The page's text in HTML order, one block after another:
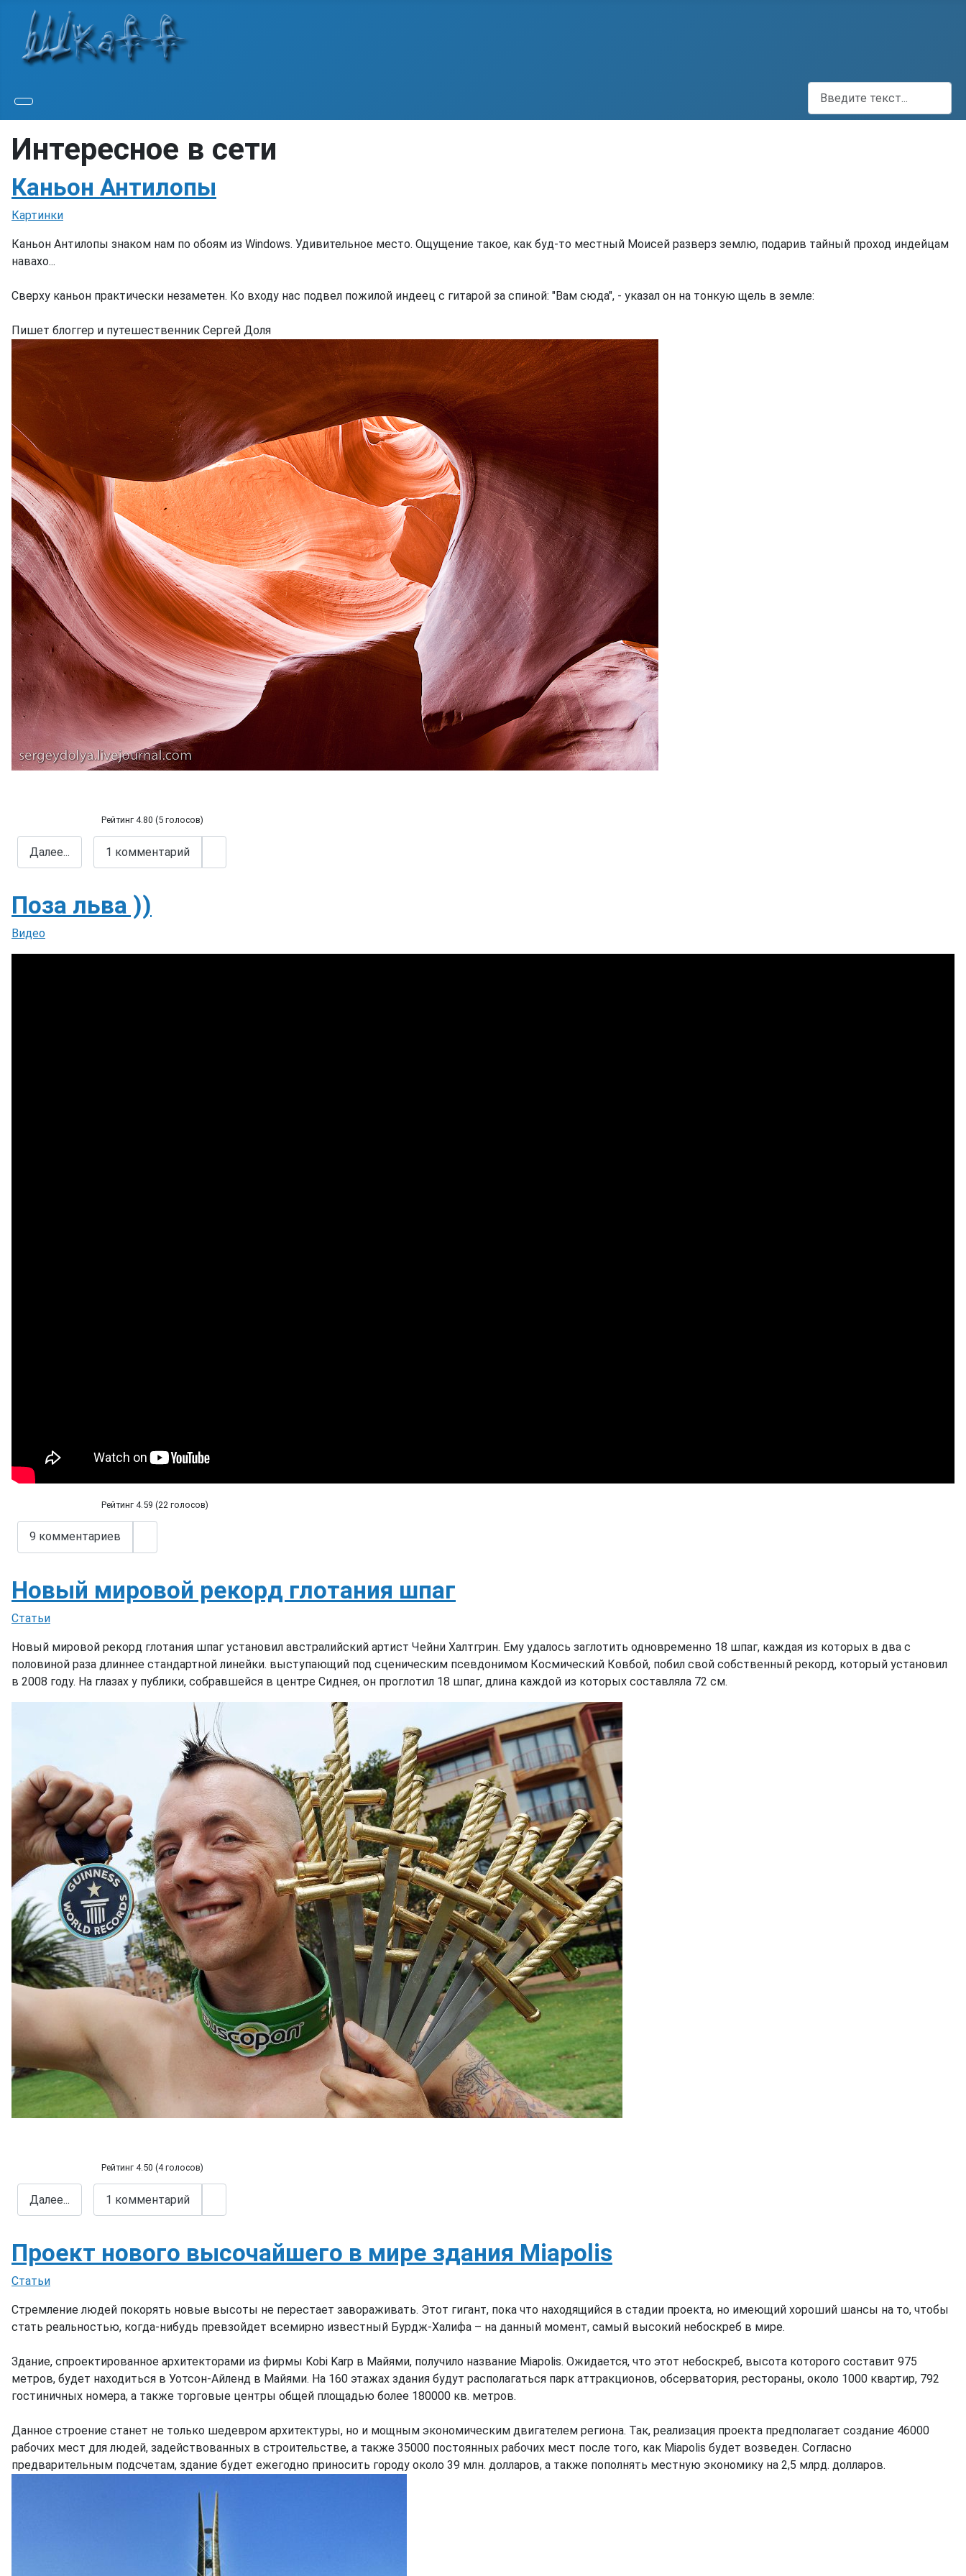
Поиск
Интересное в сети
Каньон Антилопы
Информация о материале
Картинки
Каньон Антилопы знаком нам по обоям из Windows. Удивительное место. Ощущение такое, как буд-то местный Моисей разверз землю, подарив тайный проход индейцам
навахо...
Сверху каньон практически незаметен. Ко входу нас подвел пожилой индеец с гитарой за спиной: "Вам сюда", - указал он на тонкую щель в земле:
Пишет блоггер и путешественник Сергей Доля
Рейтинг 4.80 (5 голосов)
Далее... 1 комментарий
Поза льва ))
Информация о материале
Видео
Рейтинг 4.59 (22 голосов)
9 комментариев
Новый мировой рекорд глотания шпаг
Информация о материале
Статьи
Новый мировой рекорд глотания шпаг установил австралийский артист Чейни Халтгрин. Ему удалось заглотить одновременно 18 шпаг, каждая из которых в два с
половиной раза длиннее стандартной линейки. выступающий под сценическим псевдонимом Космический Ковбой, побил свой собственный рекорд, который установил
в 2008 году. На глазах у публики, собравшейся в центре Сиднея, он проглотил 18 шпаг, длина каждой из которых составляла 72 см.
Рейтинг 4.50 (4 голосов)
Далее... 1 комментарий
Проект нового высочайшего в мире здания Miapolis
Информация о материале
Статьи
Стремление людей покорять новые высоты не перестает завораживать. Этот гигант, пока что находящийся в стадии проекта, но имеющий хороший шансы на то, чтобы
стать реальностью, когда-нибудь превзойдет всемирно известный Бурдж-Халифа – на данный момент, самый высокий небоскреб в мире.
Здание, спроектированное архитекторами из фирмы Kobi Karp в Майями, получило название Miapolis. Ожидается, что этот небоскреб, высота которого составит 975
метров, будет находиться в Уотсон-Айленд в Майями. На 160 этажах здания будут располагаться парк аттракционов, обсерватория, рестораны, около 1000 квартир, 792
гостиничных номера, а также торговые центры общей площадью более 180000 кв. метров.
Данное строение станет не только шедевром архитектуры, но и мощным экономическим двигателем региона. Так, реализация проекта предполагает создание 46000
рабочих мест для людей, задействованных в строительстве, а также 35000 постоянных рабочих мест после того, как Miapolis будет возведен. Согласно
предварительным подсчетам, здание будет ежегодно приносить городу около 39 млн. долларов, а также пополнять местную экономику на 2,5 млрд. долларов.